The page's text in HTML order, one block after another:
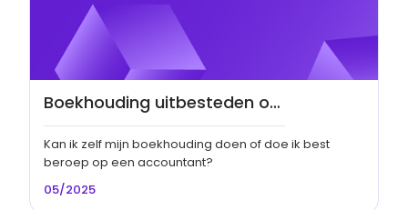
Boekhouding uitbesteden of zelf doen?
Kan ik zelf mijn boekhouding doen of doe ik best
beroep op een accountant?
05/2025